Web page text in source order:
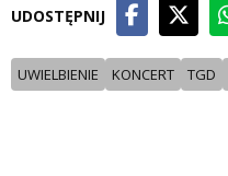
UDOSTĘPNIJ
UWIELBIENIE KONCERT TGD